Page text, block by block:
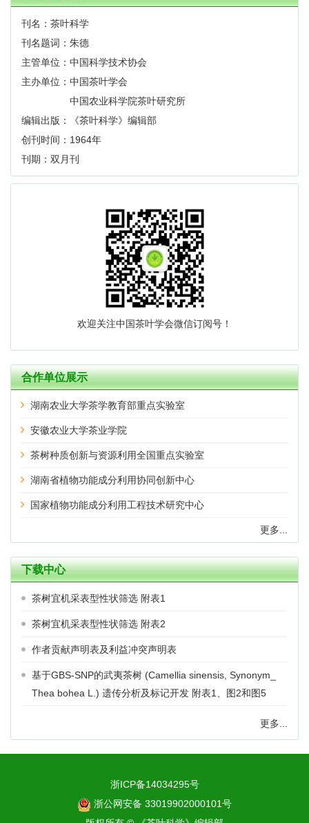
刊名：茶叶科学
刊名题词：朱德
主管单位：中国科学技术协会
主办单位：中国茶叶学会
中国农业科学院茶叶研究所
编辑出版：《茶叶科学》编辑部
创刊时间：1964年
刊期：双月刊
欢迎关注中国茶叶学会微信订阅号！
合作单位展示
湖南农业大学茶学教育部重点实验室
安徽农业大学茶业学院
茶树种质创新与资源利用全国重点实验室
湖南省植物功能成分利用协同创新中心
国家植物功能成分利用工程技术研究中心
更多...
下载中心
茶树宜机采表型性状筛选 附表1
茶树宜机采表型性状筛选 附表2
作者贡献声明表及利益冲突声明表
基于GBS-SNP的武夷茶树 (Camellia sinensis, Synonym_
Thea bohea L.) 遗传分析及标记开发 附表1、图2和图5
更多...
浙ICP备14034295号
浙公网安备 33019902000101号